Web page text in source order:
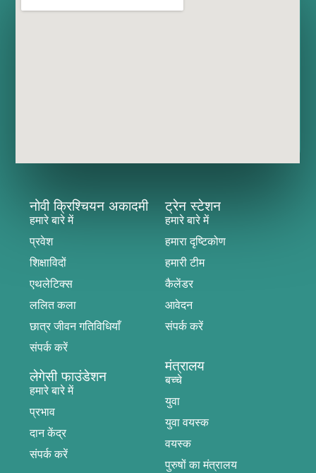
नोवी क्रिश्चियन अकादमी
हमारे बारे में
प्रवेश
शिक्षाविदों
एथलेटिक्स
ललित कला
छात्र जीवन गतिविधियाँ
संपर्क करें
ट्रेन स्टेशन
हमारे बारे में
हमारा दृष्टिकोण
हमारी टीम
कैलेंडर
आवेदन
संपर्क करें
लेगेसी फाउंडेशन
हमारे बारे में
प्रभाव
दान केंद्र
संपर्क करें
मंत्रालय
बच्चे
युवा
युवा वयस्क
वयस्क
पुरुषों का मंत्रालय